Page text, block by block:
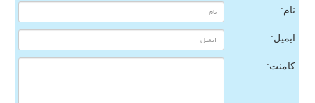
نام:
ایمیل:
کامنت: